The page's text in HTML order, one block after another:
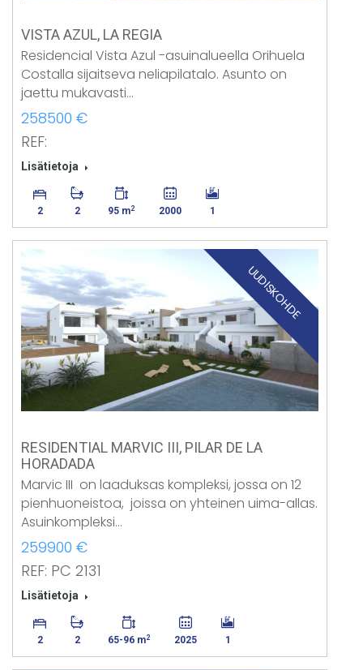
VISTA AZUL, LA REGIA
Residencial Vista Azul -asuinalueella Orihuela
Costalla sijaitseva neliapilatalo. Asunto on
jaettu mukavasti…
258500 €
REF:
Lisätietoja
2 2 95 m2 2000 1
UUDISKOHDE
RESIDENTIAL MARVIC III, PILAR DE LA
HORADADA
Marvic III on laaduksas kompleksi, jossa on 12
pienhuoneistoa, joissa on yhteinen uima-allas.
Asuinkompleksi…
259900 €
REF: PC 2131
Lisätietoja
2 2 65-96 m2 2025 1